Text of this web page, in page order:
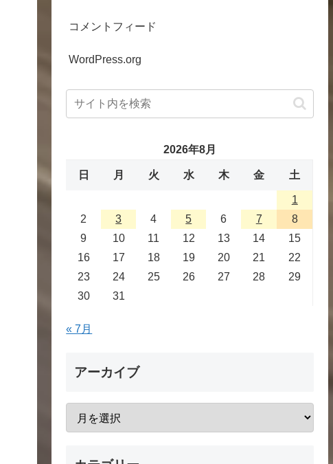
コメントフィード
WordPress.org
2026年8月
日 月 火 水 木 金 土
1
2
3 4 5 6 7
8
9
10 11 12 13 14
15
16
17 18 19 20 21
22
23
24 25 26 27 28
29
30
31
« 7月
アーカイブ